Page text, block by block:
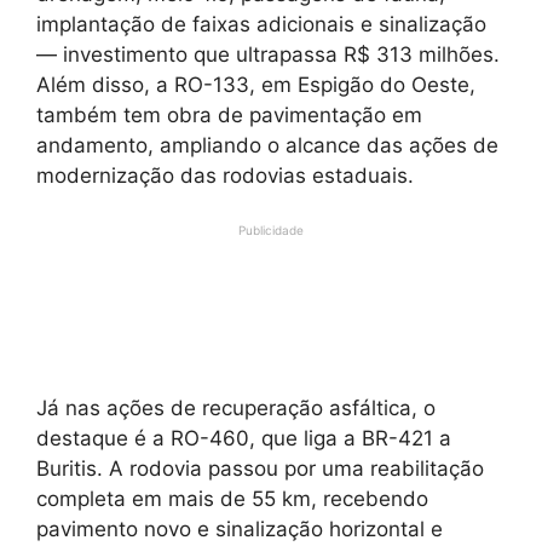
implantação de faixas adicionais e sinalização
— investimento que ultrapassa R$ 313 milhões.
Além disso, a RO-133, em Espigão do Oeste,
também tem obra de pavimentação em
andamento, ampliando o alcance das ações de
modernização das rodovias estaduais.
Publicidade
Já nas ações de recuperação asfáltica, o
destaque é a RO-460, que liga a BR-421 a
Buritis. A rodovia passou por uma reabilitação
completa em mais de 55 km, recebendo
pavimento novo e sinalização horizontal e